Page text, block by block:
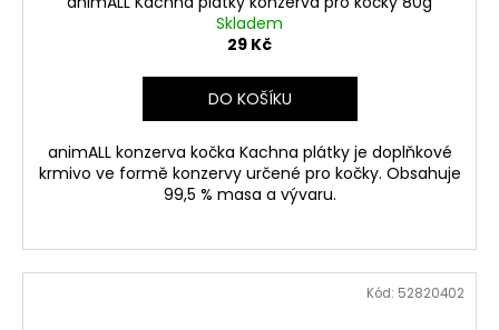
Skladem
29 Kč
DO KOŠÍKU
animALL konzerva kočka Kachna plátky je doplňkové
krmivo ve formě konzervy určené pro kočky. Obsahuje
99,5 % masa a vývaru.
Kód: 52820402